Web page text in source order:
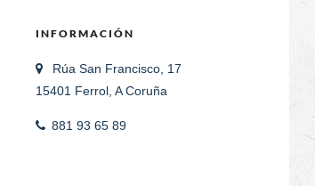
INFORMACIÓN
Rúa San Francisco, 17
15401 Ferrol, A Coruña
881 93 65 89